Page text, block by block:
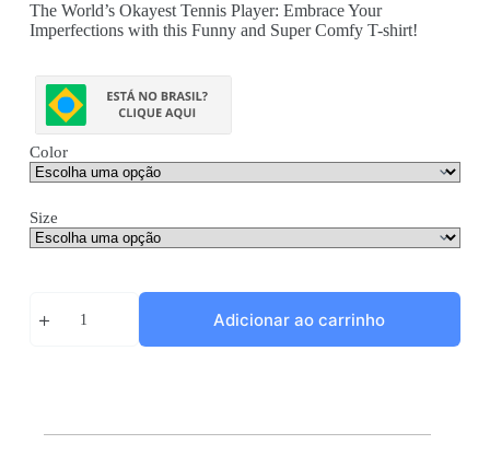
The World’s Okayest Tennis Player: Embrace Your
Imperfections with this Funny and Super Comfy T-shirt!
Color
Size
Okayest
Adicionar ao carrinho